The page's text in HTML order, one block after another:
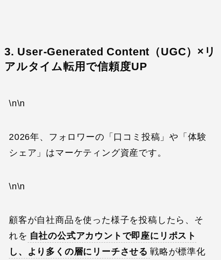
3. User-Generated Content（UGC）×リ
アルタイム転用で信頼度UP
\n\n
2026年、フォロワーの「口コミ投稿」や「体験
シェア」はマーケティング資産です。
\n\n
顧客が自社商品を使った様子を投稿したら、そ
れを 自社の公式アカウントで即座にリポスト
し、より多くの層にリーチさせる 戦略が標準化